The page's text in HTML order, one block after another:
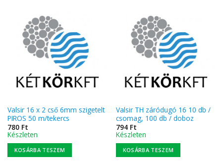
Valsir 16 x 2 cső 6mm szigetelt
PIROS 50 m/tekercs
780 Ft
Készleten
KOSÁRBA TESZEM
Valsir TH záródugó 16 10 db /
csomag, 100 db / doboz
794 Ft
Készleten
KOSÁRBA TESZEM